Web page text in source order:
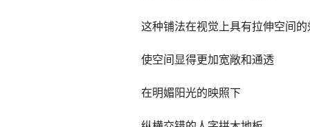
这种铺法在视觉上具有拉伸空间的
使空间显得更加宽敞和通透
在明媚阳光的映照下